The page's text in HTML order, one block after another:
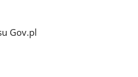
Gov.pl